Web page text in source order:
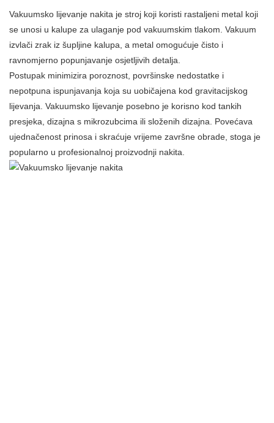
Vakuumsko lijevanje nakita je stroj koji koristi rastaljeni metal koji
se unosi u kalupe za ulaganje pod vakuumskim tlakom. Vakuum
izvlači zrak iz šupljine kalupa, a metal omogućuje čisto i
ravnomjerno popunjavanje osjetljivih detalja.
Postupak minimizira poroznost, površinske nedostatke i
nepotpuna ispunjavanja koja su uobičajena kod gravitacijskog
lijevanja. Vakuumsko lijevanje posebno je korisno kod tankih
presjeka, dizajna s mikrozubcima ili složenih dizajna. Povećava
ujednačenost prinosa i skraćuje vrijeme završne obrade, stoga je
popularno u profesionalnoj proizvodnji nakita.